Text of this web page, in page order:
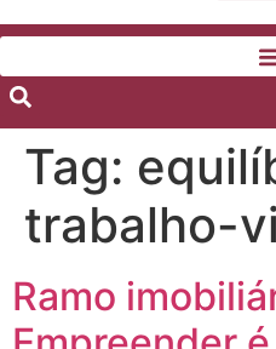
Tag:
trabalho-
Ramo